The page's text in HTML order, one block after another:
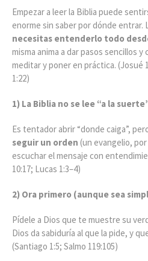
Empezar a leer la Biblia puede
enorme sin saber por dónde entrar.
necesitas entenderlo todo
misma anima a dar pasos sencillos
meditar y poner en práctica. (Josué
1:22)
1) La Biblia no se lee “a la
Es tentador abrir “donde caiga”,
seguir un orden (un evangelio,
escuchar el mensaje con
10:17; Lucas 1:3–4)
2) Ora primero (aunque sea
Pídele a Dios que te muestre su
Dios da sabiduría al que la pide, y
(Santiago 1:5; Salmo 119:105)